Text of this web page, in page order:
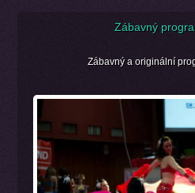
Zábavný
Zábavný a originální